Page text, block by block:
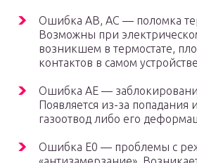
Ошибка АВ, АС — поломка
Возможны при
возникшем в термостате,
контактов в самом
Ошибка АЕ —
Появляется из-за попадания
газоотвод либо его
Ошибка Е0 — проблемы с